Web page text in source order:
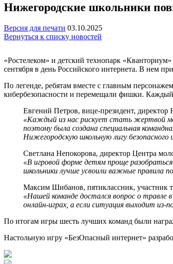
Нижегородские школьники
Версия для печати 03.10.2025
Вернуться к списку новостей
«Ростелеком» и детский технопарк
сентября в день Российского интернета. В нем
По легенде, ребятам вместе с главным
кибербезопасности и перемещали фишки.
Евгений Петров, вице-президент,
«Каждый из нас рискует стать жертвой
поэтому была создана специальная
Нижегородскую школьную лигу
Светлана Непокорова, директор Центра
«В игровой форме детям проще
школьники лучше усвоили важные правила
Максим Шибанов, пятиклассник, участник
«Нашей команде достался вопрос о травле
онлайн-играх, а если ситуация выходит из-
По итогам игры шесть лучших команд были
Настольную игру «БезОпасный интернет»